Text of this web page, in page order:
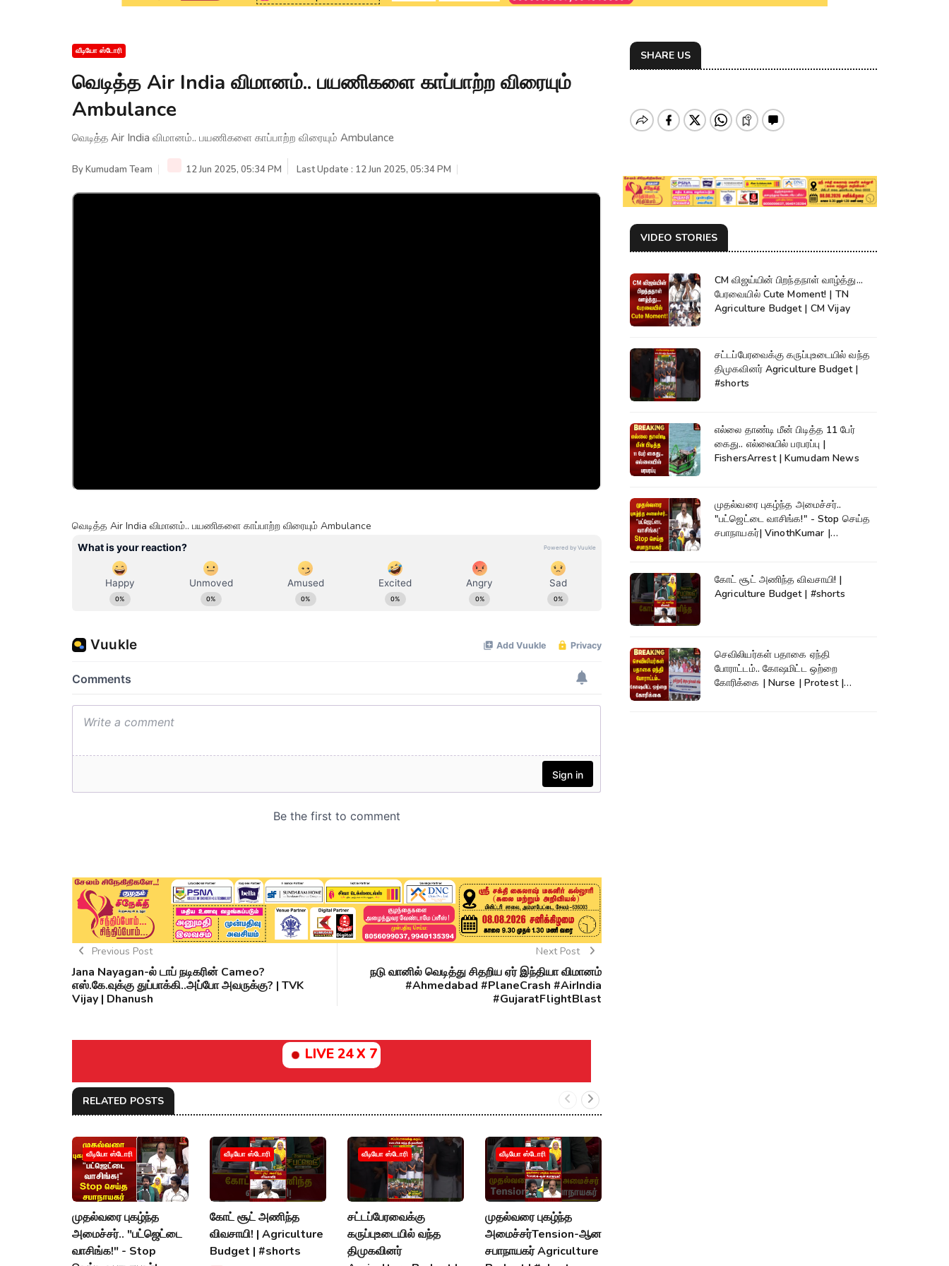
வீடியோ ஸ்டோரி
வெடித்த Air India விமானம்.. பயணிகளை காப்பாற்ற விரையும்
Ambulance
வெடித்த Air India விமானம்.. பயணிகளை காப்பாற்ற விரையும் Ambulance
ByKumudam Team 12 Jun 2025, 05:34 PM Last Update : 12 Jun 2025, 05:34 PM
வெடித்த Air India விமானம்.. பயணிகளை காப்பாற்ற விரையும் Ambulance
Previous Post
Jana Nayagan-ல் டாப் நடிகரின் Cameo?
எஸ்.கே.வுக்கு துப்பாக்கி..அப்போ அவருக்கு? | TVK
Vijay | Dhanush
Next Post
நடு வானில் வெடித்து சிதறிய ஏர் இந்தியா விமானம்
#Ahmedabad #PlaneCrash #AirIndia
#GujaratFlightBlast
LIVE 24 X 7
RELATED POSTS
வீடியோ ஸ்டோரி
முதல்வரை புகழ்ந்த
அமைச்சர்.. "பட்ஜெட்டை
வாசிங்க!" - Stop
வீடியோ ஸ்டோரி
கோட் சூட் அணிந்த
விவசாயி! | Agriculture
Budget | #shorts
வீடியோ ஸ்டோரி
சட்டப்பேரவைக்கு
கருப்புஉடையில் வந்த
திமுகவினர்
வீடியோ ஸ்டோரி
முதல்வரை புகழ்ந்த
அமைச்சர்Tension-ஆன
சபாநாயகர் Agriculture
SHARE US
VIDEO STORIES
CM விஜய்யின் பிறந்தநாள் வாழ்த்து...
பேரவையில் Cute Moment! | TN
Agriculture Budget | CM Vijay
சட்டப்பேரவைக்கு கருப்புஉடையில் வந்த
திமுகவினர் Agriculture Budget |
#shorts
எல்லை தாண்டி மீன் பிடித்த 11 பேர்
கைது.. எல்லையில் பரபரப்பு |
FishersArrest | Kumudam News
முதல்வரை புகழ்ந்த அமைச்சர்..
"பட்ஜெட்டை வாசிங்க!" - Stop செய்த
சபாநாயகர்| VinothKumar |
கோட் சூட் அணிந்த விவசாயி! |
Agriculture Budget | #shorts
செவிலியர்கள் பதாகை ஏந்தி
போராட்டம்.. கோஷமிட்ட ஒற்றை
கோரிக்கை | Nurse | Protest |